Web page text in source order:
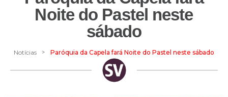
Noite do Pastel neste
sábado
Notícias > Paróquia da Capela fará Noite do Pastel neste sábado